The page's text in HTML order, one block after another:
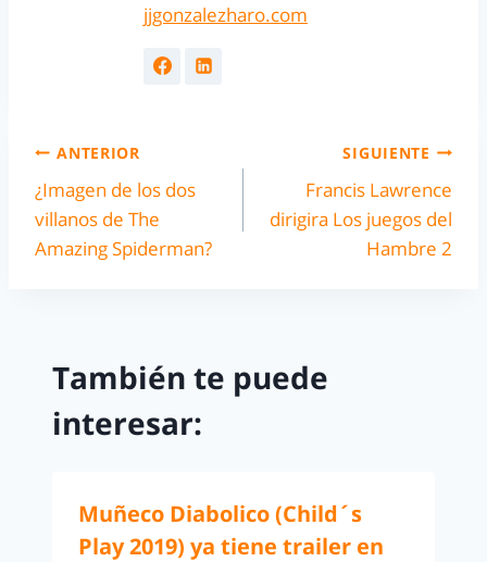
jjgonzalezharo.com
ANTERIOR
¿Imagen de los dos
villanos de The
Amazing Spiderman?
SIGUIENTE
Francis Lawrence
dirigira Los juegos del
Hambre 2
También te puede
interesar:
Muñeco Diabolico (Child´s
Play 2019) ya tiene trailer en